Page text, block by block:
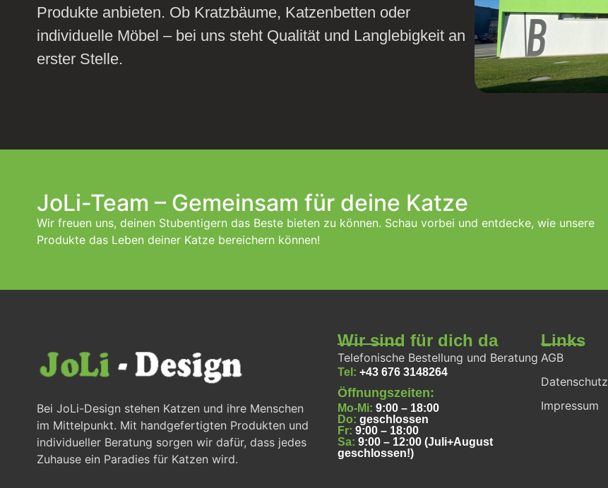
Produkte anbieten. Ob Kratzbäume, Katzenbetten oder
individuelle Möbel – bei uns steht Qualität und Langlebigkeit an
erster Stelle.
JoLi-Team – Gemeinsam für deine Katze
Wir freuen uns, deinen Stubentigern das Beste bieten zu können. Schau vorbei und entdecke, wie unsere
Produkte das Leben deiner Katze bereichern können!
Bei JoLi-Design stehen Katzen und ihre Menschen
im Mittelpunkt. Mit handgefertigten Produkten und
individueller Beratung sorgen wir dafür, dass jedes
Zuhause ein Paradies für Katzen wird.
Wir sind für dich da
Telefonische Bestellung und Beratung
Tel:+43 676 3148264
Öffnungszeiten:
Mo-Mi:9:00 – 18:00
Do:geschlossen
Fr:9:00 – 18:00
Sa:9:00 – 12:00 (Juli+August
geschlossen!)
Links
AGB
Datenschutz
Impressum